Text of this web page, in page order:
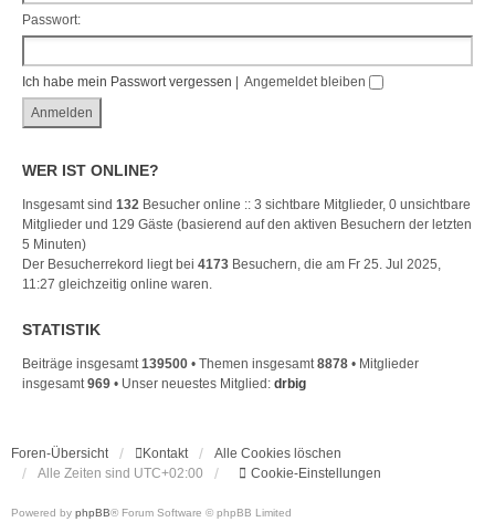
Passwort:
Ich habe mein Passwort vergessen Angemeldet bleiben
WER IST ONLINE?
Insgesamt sind 132 Besucher online :: 3 sichtbare Mitglieder, 0 unsichtbare
Mitglieder und 129 Gäste (basierend auf den aktiven Besuchern der letzten
5 Minuten)
Der Besucherrekord liegt bei 4173 Besuchern, die am Fr 25. Jul 2025,
11:27 gleichzeitig online waren.
STATISTIK
Beiträge insgesamt139500 • Themen insgesamt8878 • Mitglieder
insgesamt969 • Unser neuestes Mitglied: drbig
Foren-Übersicht Kontakt
Alle Cookies löschen
Alle Zeiten sind UTC+02:00 Cookie-Einstellungen
Powered by phpBB® Forum Software © phpBB Limited